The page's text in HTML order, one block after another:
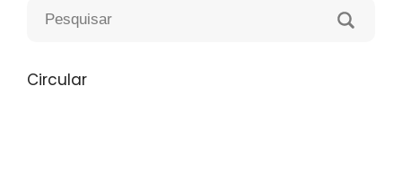
Circular